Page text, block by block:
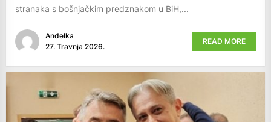
stranaka s bošnjačkim predznakom u BiH,...
Anđelka
27. Travnja 2026.
READ MORE